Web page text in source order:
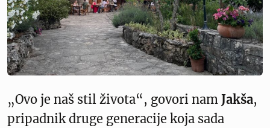
„Ovo je naš stil života“, govori nam Jakša,
pripadnik druge generacije koja sada